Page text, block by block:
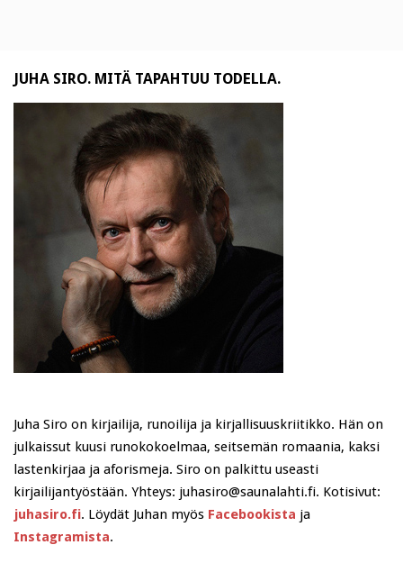
JUHA SIRO. MITÄ TAPAHTUU TODELLA.
Juha Siro on kirjailija, runoilija ja kirjallisuuskriitikko. Hän on
julkaissut kuusi runokokoelmaa, seitsemän romaania, kaksi
lastenkirjaa ja aforismeja. Siro on palkittu useasti
kirjailijantyöstään. Yhteys: juhasiro@saunalahti.fi. Kotisivut:
juhasiro.fi. Löydät Juhan myös Facebookista ja
Instagramista.